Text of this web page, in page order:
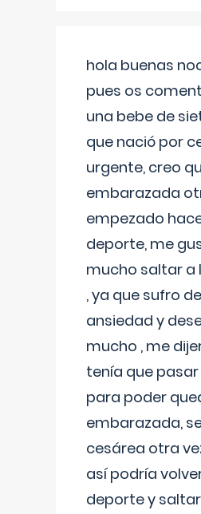
hola buenas
pues os
una bebe de
que nació por
urgente, creo
embarazada
empezado
deporte, me
mucho saltar a
, ya que sufro de
ansiedad y
mucho , me
tenía que
para poder
embarazada,
cesárea otra
así podría
deporte y